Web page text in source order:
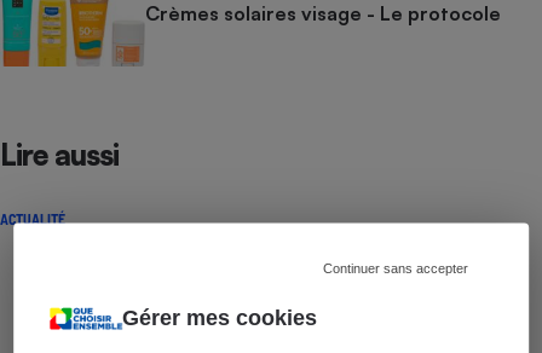
Gérer mes cookies
Continuer sans accepter
Crèmes solaires visage - Le protocole
Lire aussi
ACTUALITÉ